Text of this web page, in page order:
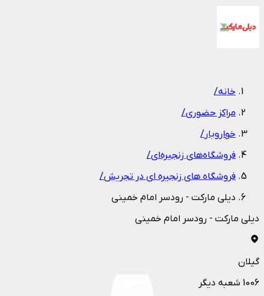
خانه/
مراکز حضوری/
خواروبار/
فروشگاه‌های زنجیره‌ای/
فروشگاه های زنجیره ای در تجریش/
دیلی مارکت - رودسر امام خمینی
دیلی مارکت - رودسر امام خمینی
گیلان
1006 شعبه دیگر